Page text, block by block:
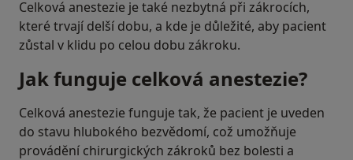
Celková anestezie je také nezbytná při zákrocích,
které trvají delší dobu, a kde je důležité, aby pacient
zůstal v klidu po celou dobu zákroku.
Jak funguje celková anestezie?
Celková anestezie funguje tak, že pacient je uveden
do stavu hlubokého bezvědomí, což umožňuje
provádění chirurgických zákroků bez bolesti a